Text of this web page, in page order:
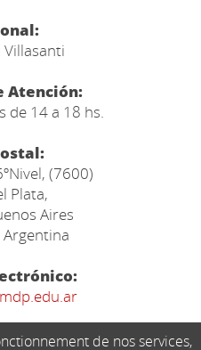
Villasanti
Atención:
de 14 a 18 hs.
(7600)
Plata,
Aires
Argentina
de nos services,